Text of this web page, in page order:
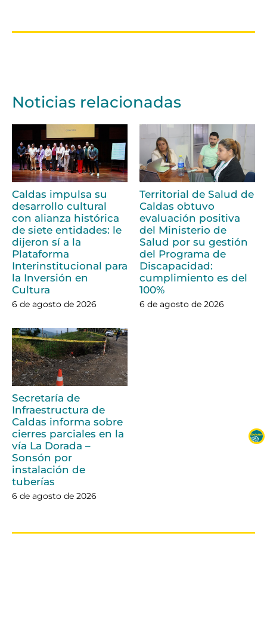
Noticias relacionadas
Caldas impulsa su
desarrollo cultural
con alianza histórica
de siete entidades: le
dijeron sí a la
Plataforma
Interinstitucional para
la Inversión en
Cultura
6 de agosto de 2026
Territorial de Salud de
Caldas obtuvo
evaluación positiva
del Ministerio de
Salud por su gestión
del Programa de
Discapacidad:
cumplimiento es del
100%
6 de agosto de 2026
Secretaría de
Infraestructura de
Caldas informa sobre
cierres parciales en la
vía La Dorada –
Sonsón por
instalación de
tuberías
6 de agosto de 2026